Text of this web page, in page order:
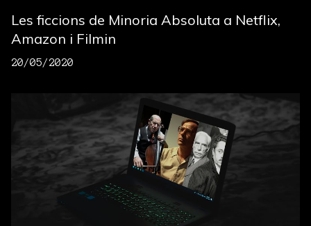
Les ficcions de Minoria Absoluta a Netflix,
Amazon i Filmin
20/05/2020